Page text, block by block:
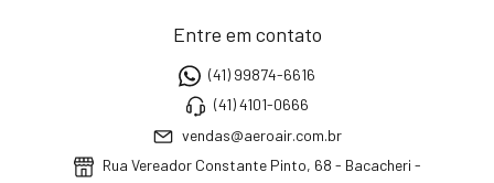
Entre em contato
(41) 99874-6616
(41) 4101-0666
vendas@aeroair.com.br
Rua Vereador Constante Pinto, 68 - Bacacheri -